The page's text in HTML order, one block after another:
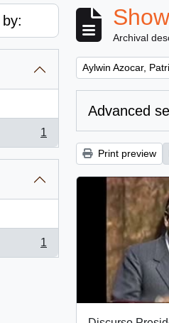
1
1
Archival
Remove filter:
Aylwin Azocar,
Advanced
Print preview